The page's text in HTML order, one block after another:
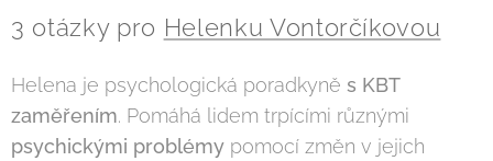
3 otázky pro Helenku Vontorčíkovou
Helena je psychologická poradkyně s KBT
zaměřením. Pomáhá lidem trpícími různými
psychickými problémy pomocí změn v jejich